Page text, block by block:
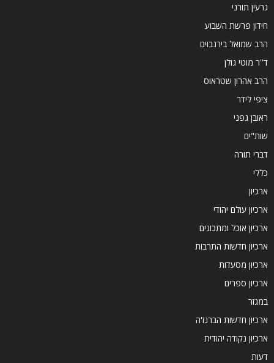
גרעין תורני
חידון פרשת השבוע
הרב שמואל בירנבוים
ד''ר מוטי גולן
הרב אהרון שטראוס
ציפי לידר
ראובן גפני
שות"ים
דברי תורה
כללי
ארכיון
ארכיון עולם יהודי
ארכיון אוכל ומתכונים
ארכיון חדשות התרבות
ארכיון מסעדות
ארכיון ספרים
במגזר
ארכיון חדשות הברנז'ה
ארכיון נקודה יהודית
דעות